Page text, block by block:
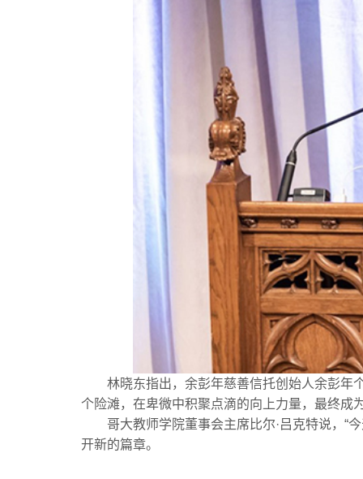
林晓东指出，余彭年慈善信托创始人余彭年
个险滩，在卑微中积聚点滴的向上力量，最终成
哥大教师学院董事会主席比尔·吕克特说，“
开新的篇章。